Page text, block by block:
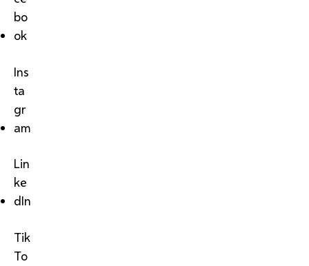
bo
ok
Ins
ta
gr
am
Lin
ke
dIn
Tik
To